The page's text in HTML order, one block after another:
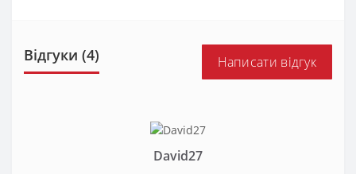
Відгуки (4) Написати відгук
David27